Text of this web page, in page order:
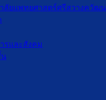
ลัยแพทยศาสตร์ศรีสวางควัฒน
รและสังคม
น